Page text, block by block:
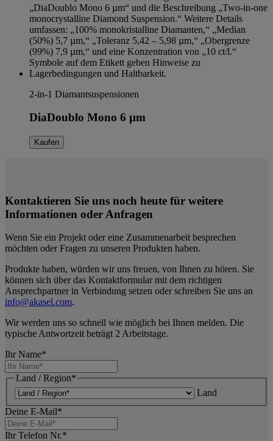
2-in-1 Diamantsuspensionen
DiaDoublo Mono 6 µm
Kaufen
Kontaktieren Sie uns noch heute für weitere
Informationen oder Anfragen
Wenn Sie ein Projekt oder eine Zusammenarbeit besprechen
möchten oder Fragen zu unseren Produkten haben.
Produkte haben, würden wir uns freuen, von Ihnen zu hören. Sie
können sich über das Kontaktformular mit dem richtigen
Ansprechpartner in Verbindung setzen oder schreiben Sie uns an
info@akasel.com.
Wir werden uns so schnell wie möglich bei Ihnen melden. Die
typische Antwortzeit beträgt 2 Arbeitstage.
Ihr Name*
Land / Region*
Land
Deine E-Mail*
Ihr Telefon Nr.*